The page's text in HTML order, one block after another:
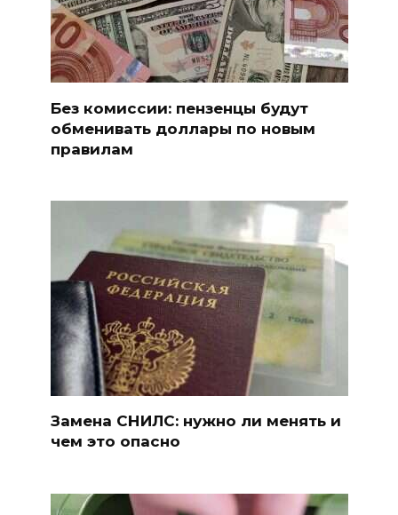
Без комиссии: пензенцы будут
обменивать доллары по новым
правилам
Замена СНИЛС: нужно ли менять и
чем это опасно